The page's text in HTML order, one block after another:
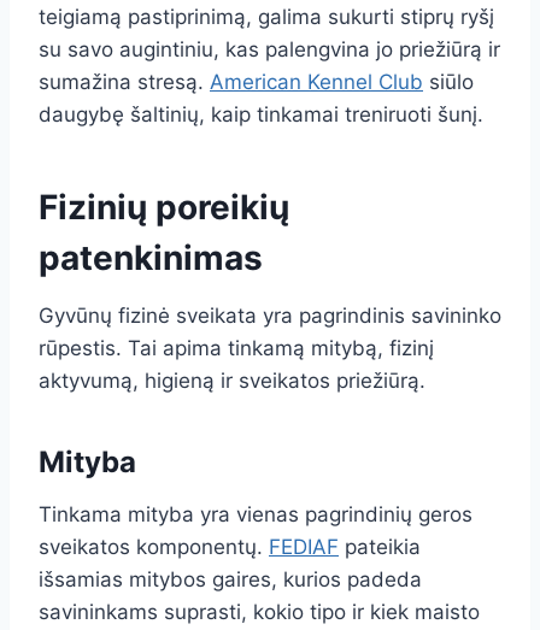
teigiamą pastiprinimą, galima sukurti stiprų ryšį
su savo augintiniu, kas palengvina jo priežiūrą ir
sumažina stresą. American Kennel Club siūlo
daugybę šaltinių, kaip tinkamai treniruoti šunį.
Fizinių poreikių
patenkinimas
Gyvūnų fizinė sveikata yra pagrindinis savininko
rūpestis. Tai apima tinkamą mitybą, fizinį
aktyvumą, higieną ir sveikatos priežiūrą.
Mityba
Tinkama mityba yra vienas pagrindinių geros
sveikatos komponentų. FEDIAF pateikia
išsamias mitybos gaires, kurios padeda
savininkams suprasti, kokio tipo ir kiek maisto